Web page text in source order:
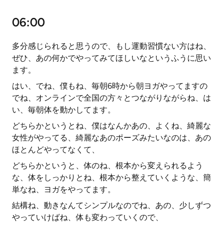
06:00
多分感じられると思うので、もし運動習慣ない方はね、
ぜひ、あの何かでやってみてほしいなというふうに思い
ます。
はい、でね、僕もね、毎朝6時から朝ヨガやってますの
でね、オンラインで全国の方々とつながりながらね、は
い、毎朝体を動かしてます。
どちらかというとね、僕はなんかあの、よくね、綺麗な
女性がやってる、綺麗なあのポーズみたいなのは、あの
ほとんどやってなくて、
どちらかというと、体のね、根本から変えられるよう
な、体をしっかりとね、根本から整えていくような、簡
単なね、ヨガをやってます。
結構ね、動きなんてシンプルなのでね、あの、少しずつ
やっていけばね、体も変わっていくので、